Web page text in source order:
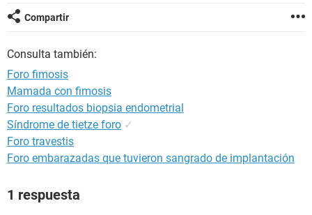
Compartir
Consulta también:
Foro fimosis
Mamada con fimosis
Foro resultados biopsia endometrial
Síndrome de tietze foro ✓
Foro travestis
Foro embarazadas que tuvieron sangrado de implantación
1 respuesta